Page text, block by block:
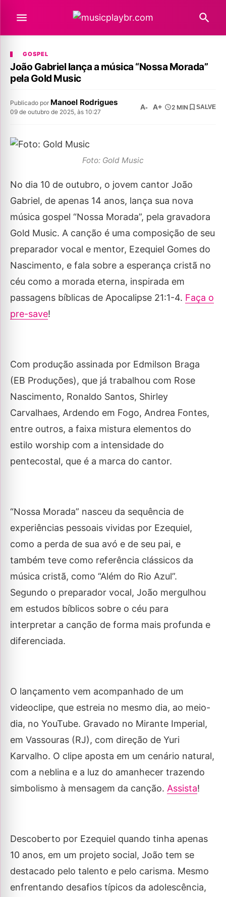
GOSPEL
João Gabriel lança a música “Nossa Morada”
pela Gold Music
Publicado por Manoel Rodrigues
09 de outubro de 2025, às 10:27
A- A+ 2 MIN SALVE
Foto: Gold Music
No dia 10 de outubro, o jovem cantor João
Gabriel, de apenas 14 anos, lança sua nova
música gospel “Nossa Morada”, pela gravadora
Gold Music. A canção é uma composição de seu
preparador vocal e mentor, Ezequiel Gomes do
Nascimento, e fala sobre a esperança cristã no
céu como a morada eterna, inspirada em
passagens bíblicas de Apocalipse 21:1-4. Faça o
pre-save!
Com produção assinada por Edmilson Braga
(EB Produções), que já trabalhou com Rose
Nascimento, Ronaldo Santos, Shirley
Carvalhaes, Ardendo em Fogo, Andrea Fontes,
entre outros, a faixa mistura elementos do
estilo worship com a intensidade do
pentecostal, que é a marca do cantor.
“Nossa Morada” nasceu da sequência de
experiências pessoais vividas por Ezequiel,
como a perda de sua avó e de seu pai, e
também teve como referência clássicos da
música cristã, como “Além do Rio Azul”.
Segundo o preparador vocal, João mergulhou
em estudos bíblicos sobre o céu para
interpretar a canção de forma mais profunda e
diferenciada.
O lançamento vem acompanhado de um
videoclipe, que estreia no mesmo dia, ao meio-
dia, no YouTube. Gravado no Mirante Imperial,
em Vassouras (RJ), com direção de Yuri
Karvalho. O clipe aposta em um cenário natural,
com a neblina e a luz do amanhecer trazendo
simbolismo à mensagem da canção. Assista!
Descoberto por Ezequiel quando tinha apenas
10 anos, em um projeto social, João tem se
destacado pelo talento e pelo carisma. Mesmo
enfrentando desafios típicos da adolescência,